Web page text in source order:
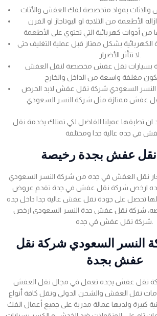
الأطعمة من الثلاجة او البوتاجاز او الفرن
الكهربائية بشكل ممتاز قبل عملية التغليف حتى
بسيارات نقل عفش مخصصة لنقل العفش
النسر السعودي شركة نقل عفش لابد الحرص
ان تطبقها عميلنا الفاضل لكي تمتلك بخدمة نقل
عفش بجدة رخيصة
نقل العفش في جده من شركة النسر السعودي
ارخص شركة نقل عفش في جدة تقدم عروض
تحصل على جودة نقل عفش عالية جدا داخل جده
شركة نقل عفش جدة النسر السعودي ارخص
عفش بجدة
نقل عفش بجده تعمل في مجال نقل العفش
نقل العفش والشحن الدولي ونقل كافة أنواع
كبيرة ولديها عمالة مدربة على جميع أعمال الفك